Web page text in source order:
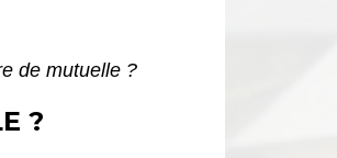
de mutuelle ?
?